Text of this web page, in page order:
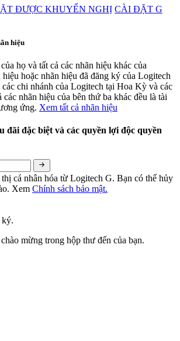
ĐƯỢC KHUYẾN NGHỊ CÀI ĐẶT G
hiệu
họ và tất cả các nhãn hiệu khác của
hoặc nhãn hiệu đã đăng ký của Logitech
chi nhánh của Logitech tại Hoa Kỳ và các
nhãn hiệu của bên thứ ba khác đều là tài
ứng. Xem tất cả nhãn hiệu
đãi đặc biệt và các quyền lợi độc quyền
cá nhân hóa từ Logitech G. Bạn có thể hủy
Xem Chính sách bảo mật.
ký.
mừng trong hộp thư đến của bạn.